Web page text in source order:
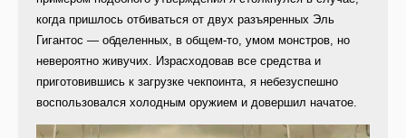
когда пришлось отбиваться от двух разъяренных Эль
Гигантос — обделенных, в общем-то, умом монстров, но
невероятно живучих. Израсходовав все средства и
приготовившись к загрузке чекпоинта, я небезуспешно
воспользовался холодным оружием и довершил начатое.